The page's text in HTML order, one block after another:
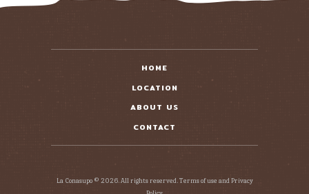
HOME
LOCATION
ABOUT US
CONTACT
La Conasupo © 2026. All rights reserved. Terms of use and Privacy